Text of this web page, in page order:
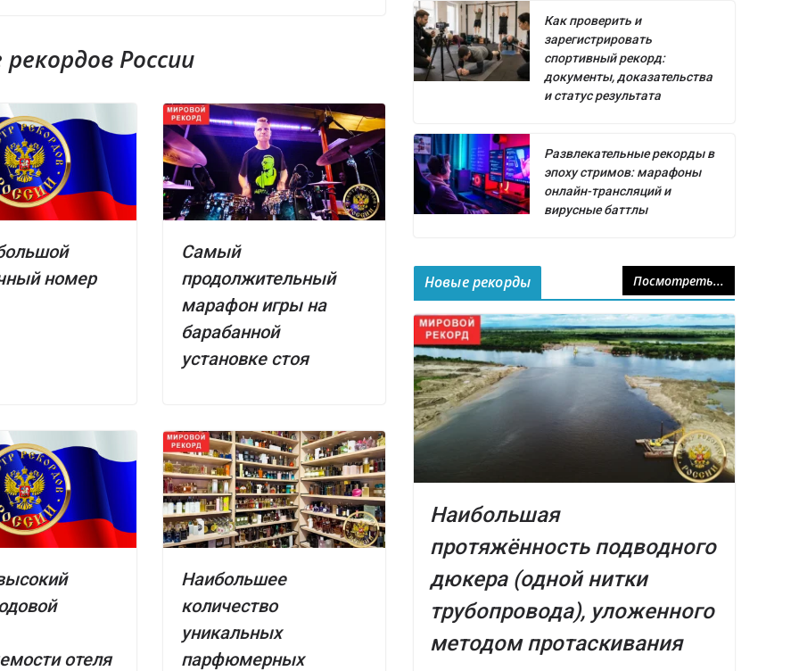
России
номер
Самый
продолжительный
марафон игры на
барабанной
установке стоя
отеля
Наибольшее
количество
уникальных
парфюмерных
Как проверить и
зарегистрировать
спортивный рекорд:
документы, доказательства
и статус результата
Развлекательные рекорды в
эпоху стримов: марафоны
онлайн-трансляций и
вирусные баттлы
Новые рекорды Посмотреть...
Наибольшая
протяжённость подводного
дюкера (одной нитки
трубопровода), уложенного
методом протаскивания